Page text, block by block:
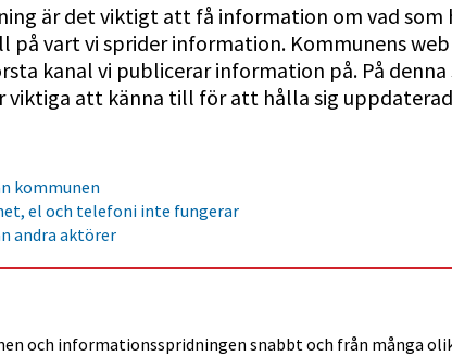
är det viktigt att få information om vad som
på vart vi sprider information. Kommunens
kanal vi publicerar information på. På denna
viktiga att känna till för att hålla sig
kommunen
el och telefoni inte fungerar
andra aktörer
och informationsspridningen snabbt och från många